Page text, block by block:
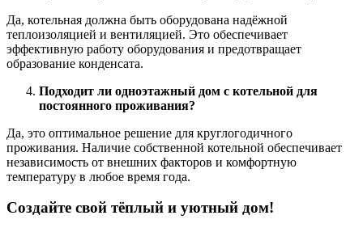
Да, котельная должна быть оборудована надёжной
теплоизоляцией и вентиляцией. Это обеспечивает
эффективную работу оборудования и предотвращает
образование конденсата.
Подходит ли одноэтажный дом с котельной для
постоянного проживания?
Да, это оптимальное решение для круглогодичного
проживания. Наличие собственной котельной обеспечивает
независимость от внешних факторов и комфортную
температуру в любое время года.
Создайте свой тёплый и уютный дом!